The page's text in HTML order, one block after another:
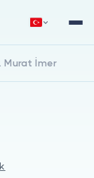
Yap
Murat İmer